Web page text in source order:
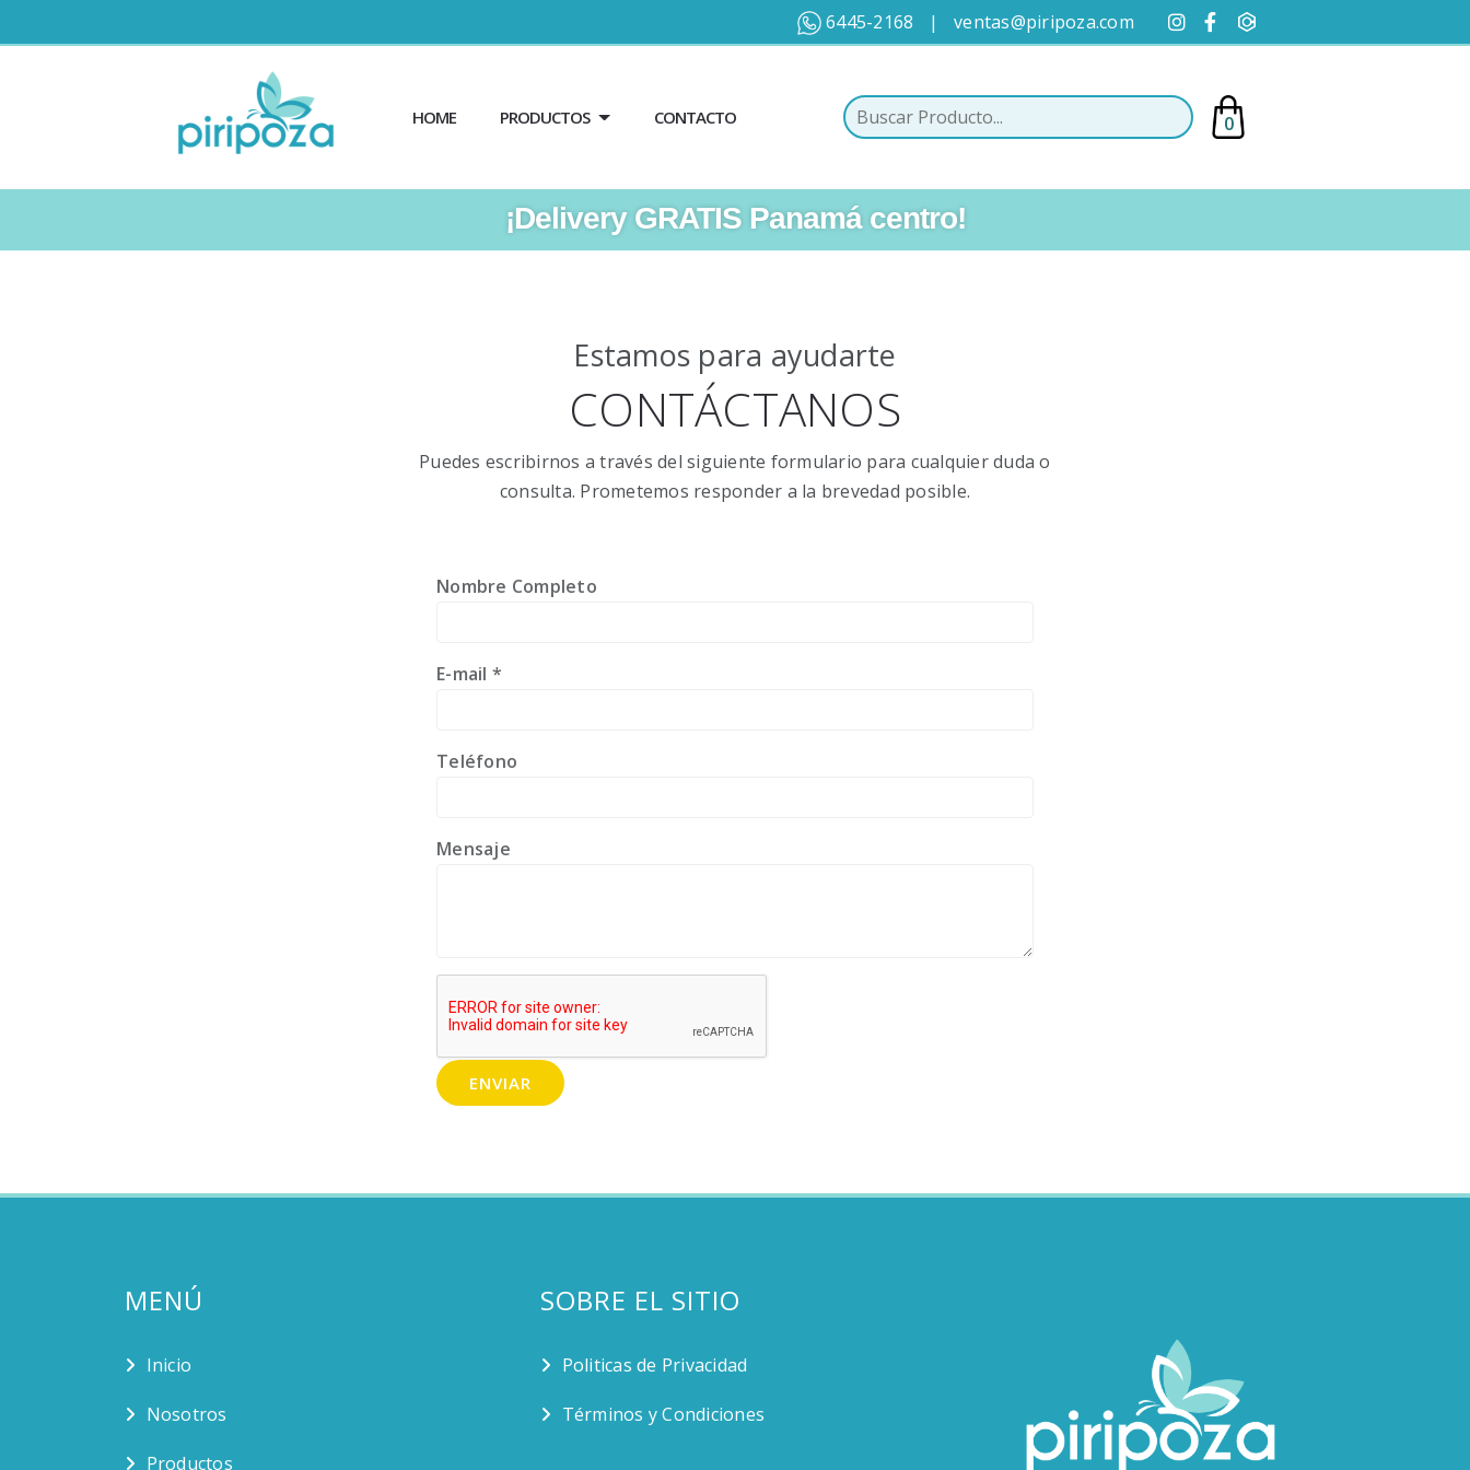
6445-2168 | ventas@piripoza.com
HOME PRODUCTOS CONTACTO 0
¡Delivery GRATIS Panamá centro!
Estamos para ayudarte
CONTÁCTANOS
Puedes escribirnos a través del siguiente formulario para cualquier duda o
consulta. Prometemos responder a la brevedad posible.
Nombre Completo
E-mail *
Teléfono
Mensaje
ENVIAR
MENÚ
Inicio
Nosotros
Productos
SOBRE EL SITIO
Politicas de Privacidad
Términos y Condiciones